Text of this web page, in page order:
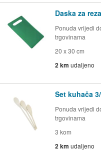
Daska za
Ponuda vrijedi
trgovinama
20 x 30 cm
2 km udaljeno
Set kuhača
Ponuda vrijedi
trgovinama
3 kom
2 km udaljeno